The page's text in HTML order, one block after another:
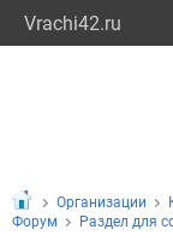
Vrachi42.ru
Организации
Форум
Раздел для